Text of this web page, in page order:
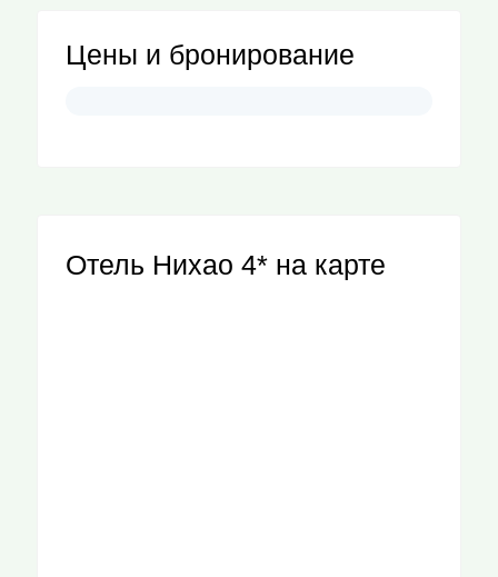
Цены и бронирование
Отель Нихао 4* на карте